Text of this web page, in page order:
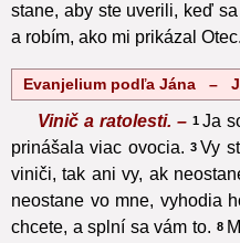
stane, aby ste uverili, keď
a robím, ako mi prikázal
Evanjelium podľa Jána –
Vinič a ratolesti. –1 Ja
prinášala viac ovocia. 3 Vy
viniči, tak ani vy, ak
neostane vo mne, vyhodia
chcete, a splní sa vám to. 8